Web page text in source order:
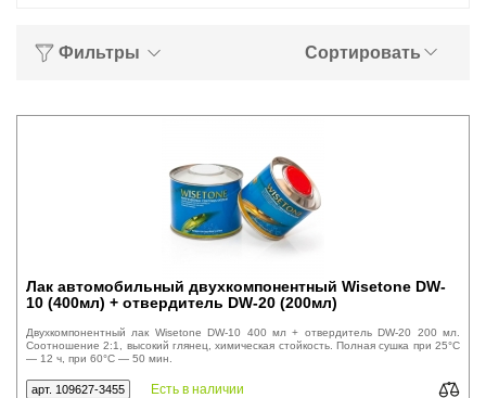
Фильтры Сортировать
Лак автомобильный двухкомпонентный Wisetone DW-
10 (400мл) + отвердитель DW-20 (200мл)
Двухкомпонентный лак Wisetone DW-10 400 мл + отвердитель DW-20 200 мл.
Соотношение 2:1, высокий глянец, химическая стойкость. Полная сушка при 25°C
— 12 ч, при 60°C — 50 мин.
арт. 109627-3455 Есть в наличии